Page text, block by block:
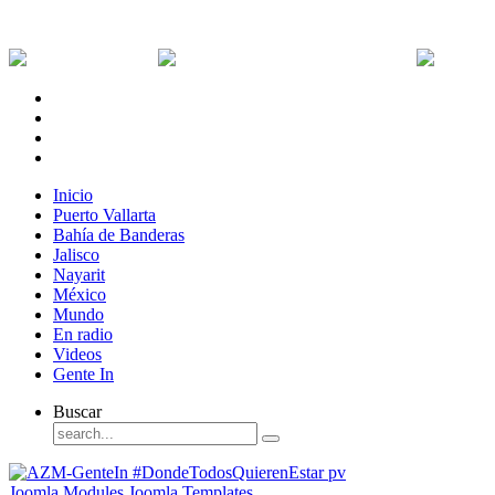
Inicio
Puerto Vallarta
Bahía de Banderas
Jalisco
Nayarit
México
Mundo
En radio
Videos
Gente In
Buscar